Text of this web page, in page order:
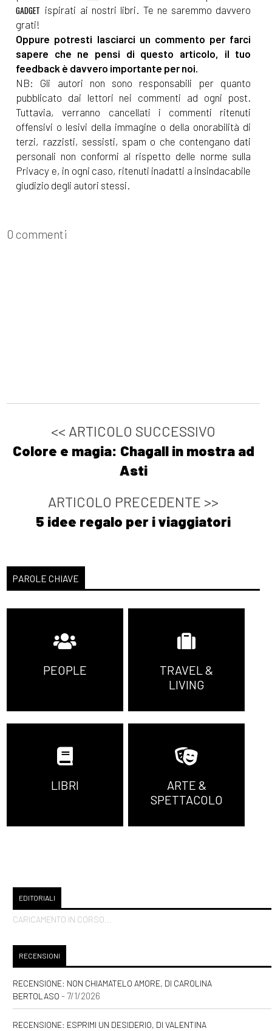
GADGET ispirati ai nostri libri. Te ne saremmo davvero
grati!
Oppure potresti lasciarci un commento per farci
sapere che ne pensi di questo articolo, il tuo
feedback è davvero importante per noi.
NB: Gli autori non sono responsabili per quanto
pubblicato dai lettori nei commenti ad ogni post.
Tuttavia, verranno cancellati i commenti ritenuti
offensivi o lesivi della immagine o della onorabilità di
terzi, razzisti, sessisti, spam o che contengano dati
personali non conformi al rispetto delle norme sulla
Privacy e, in ogni caso, ritenuti inadatti a insindacabile
giudizio degli autori stessi.
0 commenti
<< ARTICOLO SUCCESSIVO
Colore e magia: Chagall in mostra ad
Asti
ARTICOLO PRECEDENTE >>
5 idee regalo per i viaggiatori
PAROLE CHIAVE
PEOPLE
TRAVEL &
LIVING
LIBRI
ARTE &
SPETTACOLO
EDITORIALI
CARICAMENTO IN CORSO...
RECENSIONI
RECENSIONE: NON CHIAMATELO AMORE, DI CAROLINA
BERTOLASO - 7/1/2026
RECENSIONE: ESPRIMI UN DESIDERIO, DI VALENTINA